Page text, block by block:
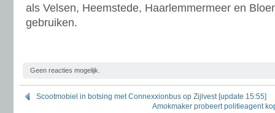
als Velsen, Heemstede, Haarlemmermeer en
gebruiken.
Geen reacties mogelijk.
Scootmobiel in botsing met Connexxionbus op Zijlvest [update 15:55]
Amokmaker probeert politieagent